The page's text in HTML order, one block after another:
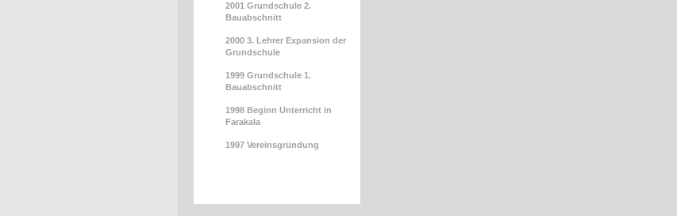
2001 Grundschule 2.
Bauabschnitt
2000 3. Lehrer Expansion der
Grundschule
1999 Grundschule 1.
Bauabschnitt
1998 Beginn Unterricht in
Farakala
1997 Vereinsgründung